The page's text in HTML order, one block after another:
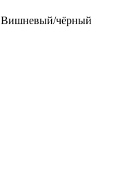
Вишневый/чёрный